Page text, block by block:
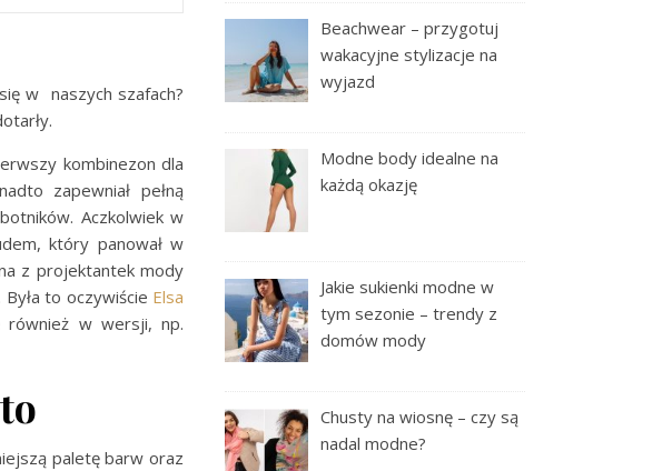
w naszych szafach?
kombinezon dla
zapewniał pełną
Aczkolwiek w
który panował w
z projektantek mody
to oczywiście Elsa
również w wersji, np.
paletę barw oraz
Beachwear – przygotuj
wakacyjne stylizacje na
wyjazd
Modne body idealne na
każdą okazję
Jakie sukienki modne w
tym sezonie – trendy z
domów mody
Chusty na wiosnę – czy są
nadal modne?